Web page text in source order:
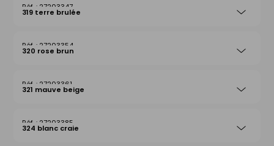
27203347
319 terre brulée
27203354
320 rose brun
27203361
321 mauve beige
27203385
324 blanc craie